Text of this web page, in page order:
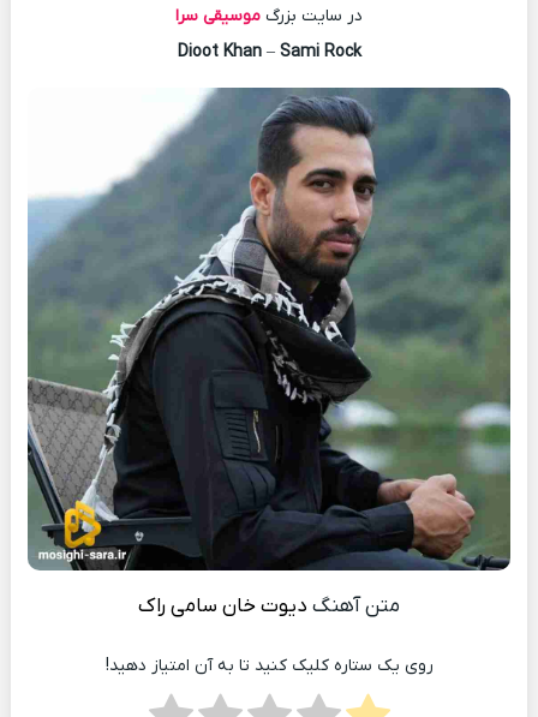
در سایت بزرگ موسیقی سرا
Dioot Khan– Sami Rock
متن آهنگ دیوت خان سامی راک
روی یک ستاره کلیک کنید تا به آن امتیاز دهید!